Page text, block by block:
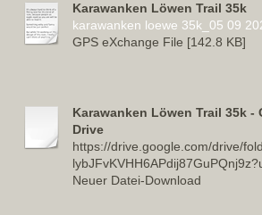
Karawanken Löwen Trail 35k
karawanken loewe 35k_05 09
GPS eXchange File [142.8 KB]
Karawanken Löwen Trail 35k -
Drive
https://drive.google.com/drive/
Neuer Datei-Download